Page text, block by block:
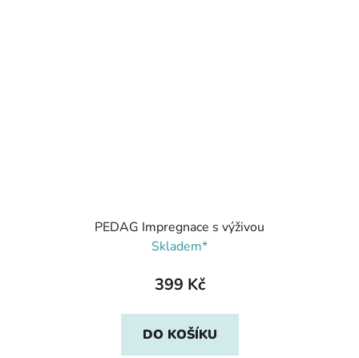
PEDAG Impregnace s výživou
Skladem*
399 Kč
DO KOŠÍKU